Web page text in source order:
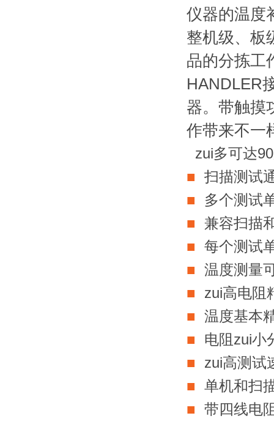
仪器的温度
整机级、板
品的分拣工
HANDLER
器。带触摸
作带来不一
zui多可达
■
扫描测试
■
多个测试
■
兼容扫描
■
每个测试
■
温度测量
■
zui高电阻
■
温度基本
■
电阻zui小
■
zui高测试
■
单机和扫
■
带四线电